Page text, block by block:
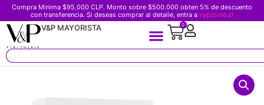
Compra Minima $95.000 CLP. Monto sobre $500.000 obten 5% de descuento
con transferencia. Si deseas comprar al detalle, entra a vypstore.cl
V&P MAYORISTA 0